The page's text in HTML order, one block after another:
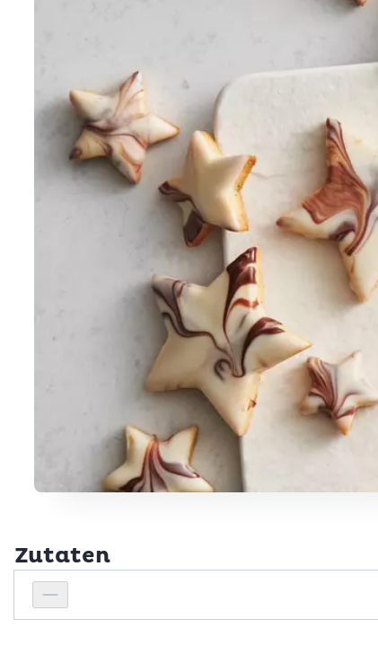
Zutaten
Personenanzahl verringern
Personenanzahl